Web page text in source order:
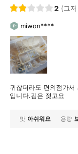
2 (그
miwon****
귀찮더라도 편의점가서
입니다.김은 젖고요
맛 아쉬워요 용량